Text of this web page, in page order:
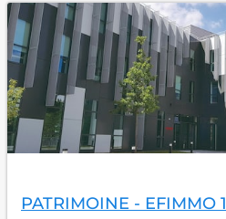
PATRIMOINE - EFIMMO 1